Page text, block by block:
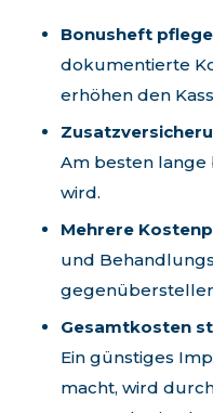
Bonusheft
dokumentierte
erhöhen den
Am besten
wird.
Mehrere
und
Gesamtkosten
Ein günstiges
macht, wird